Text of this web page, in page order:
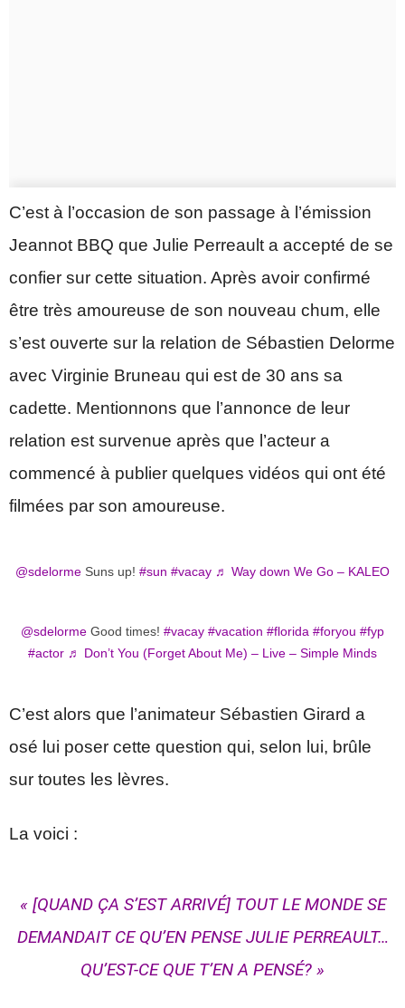
C’est à l’occasion de son passage à l’émission
Jeannot BBQ que Julie Perreault a accepté de se
confier sur cette situation. Après avoir confirmé
être très amoureuse de son nouveau chum, elle
s’est ouverte sur la relation de Sébastien Delorme
avec Virginie Bruneau qui est de 30 ans sa
cadette. Mentionnons que l’annonce de leur
relation est survenue après que l’acteur a
commencé à publier quelques vidéos qui ont été
filmées par son amoureuse.
@sdelorme Suns up! #sun #vacay ♬ Way down We Go – KALEO
@sdelorme Good times! #vacay #vacation #florida #foryou #fyp
#actor ♬ Don’t You (Forget About Me) – Live – Simple Minds
C’est alors que l’animateur Sébastien Girard a
osé lui poser cette question qui, selon lui, brûle
sur toutes les lèvres.
La voici :
« [QUAND ÇA S’EST ARRIVÉ] TOUT LE MONDE SE
DEMANDAIT CE QU’EN PENSE JULIE PERREAULT…
QU’EST-CE QUE T’EN A PENSÉ? »